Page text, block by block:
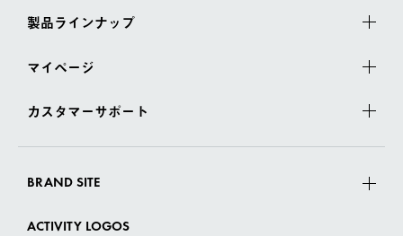
製品ラインナップ
マイページ
カスタマーサポート
BRAND SITE
ACTIVITY LOGOS